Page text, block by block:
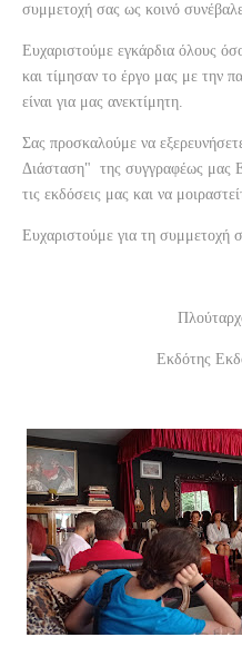
συμμετοχή σας ως κοινό
Ευχαριστούμε εγκάρδια όλους
και τίμησαν το έργο μας με την
είναι για μας ανεκτίμητη.
Σας προσκαλούμε να
Διάσταση" της συγγραφέως μας
τις εκδόσεις μας και να
Ευχαριστούμε για τη συμμετοχή
Εκδότης